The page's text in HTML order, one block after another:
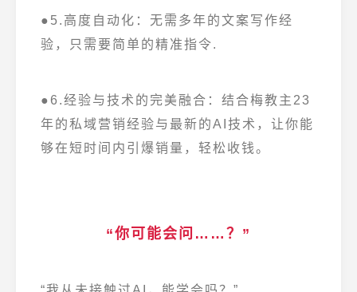
●5.高度自动化：无需多年的文案写作经
验，只需要简单的精准指令.
●6.经验与技术的完美融合：结合梅教主23
年的私域营销经验与最新的AI技术，让你能
够在短时间内引爆销量，轻松收钱。
“你可能会问……？”